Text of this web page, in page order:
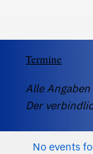
Termine
Alle
Der
No events